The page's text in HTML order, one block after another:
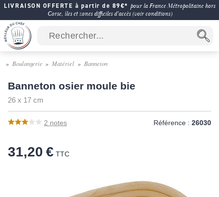
LIVRAISON OFFERTE à partir de 89€* pour la France Métropolitaine hors
Corse, îles et zones difficiles d'accès (voir conditions)
Boulangerie Matériel Banneton
Banneton osier moule bie
26 x 17 cm
2 notes Référence : 26030
31,20 € TTC